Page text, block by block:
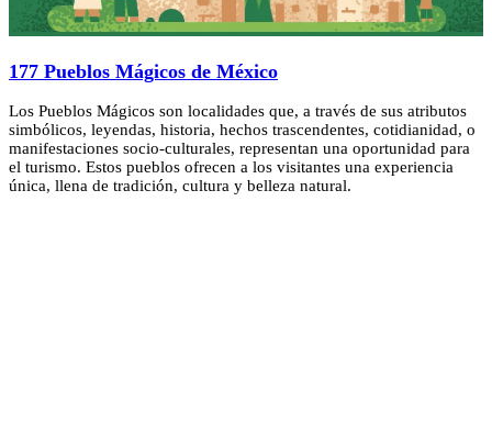
177 Pueblos Mágicos de México
Los Pueblos Mágicos son localidades que, a través de sus atributos
simbólicos, leyendas, historia, hechos trascendentes, cotidianidad, o
manifestaciones socio-culturales, representan una oportunidad para
el turismo. Estos pueblos ofrecen a los visitantes una experiencia
única, llena de tradición, cultura y belleza natural.